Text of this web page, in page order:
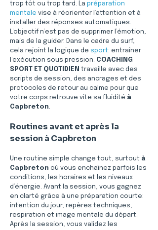
trop tôt ou trop tard. La préparation
mentale vise à réorienter l’attention et à
installer des réponses automatiques.
L’objectif n’est pas de supprimer l’émotion,
mais de la guider. Dans le cadre du surf,
cela rejoint la logique de sport: entraîner
l’exécution sous pression. COACHING
SPORT ET QUOTIDIEN travaille avec des
scripts de session, des ancrages et des
protocoles de retour au calme pour que
votre corps retrouve vite sa fluidité à
Capbreton.
Routines avant et après la
session à Capbreton
Une routine simple change tout, surtout à
Capbreton où vous enchaînez parfois les
conditions, les horaires et les niveaux
d’énergie. Avant la session, vous gagnez
en clarté grâce à une préparation courte:
intention du jour, repères techniques,
respiration et image mentale du départ.
Après la session, vous validez les